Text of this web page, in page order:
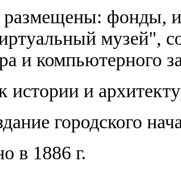
размещены: фонды,
музей",
и компьютерного
истории и
городского
в 1886 г.